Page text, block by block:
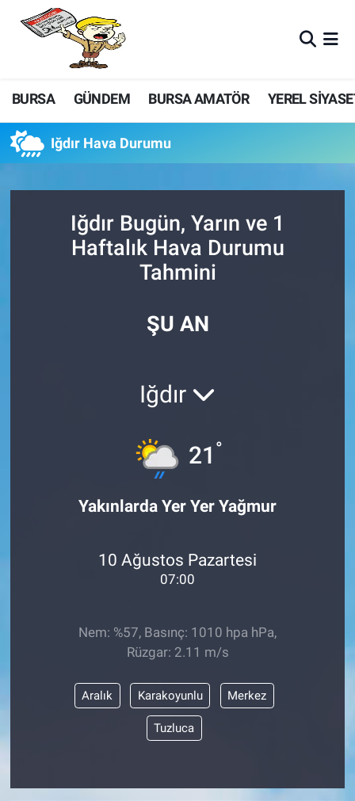
BURSA GÜNDEM BURSA AMATÖR YEREL
Iğdır Hava Durumu
Iğdır Bugün, Yarın ve 1
Haftalık Hava Durumu
Tahmini
ŞU AN
Iğdır
21 °
Yakınlarda Yer Yer Yağmur
10 Ağustos Pazartesi
07:00
Nem: %57, Basınç: 1010 hpa hPa,
Rüzgar: 2.11 m/s
Aralık Karakoyunlu Merkez
Tuzluca